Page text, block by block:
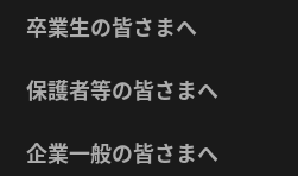
卒業生の皆さまへ
保護者等の皆さまへ
企業一般の皆さまへ